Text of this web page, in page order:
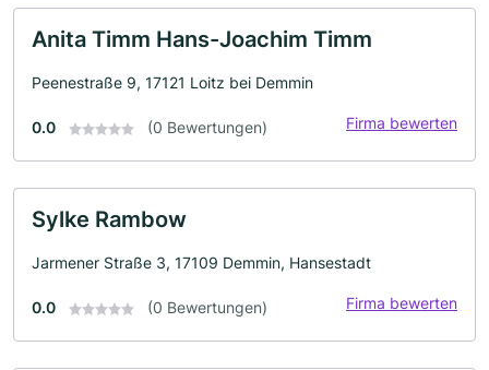
Anita Timm Hans-Joachim Timm
Peenestraße 9, 17121 Loitz bei Demmin
0.0 (0 Bewertungen) Firma bewerten
Sylke Rambow
Jarmener Straße 3, 17109 Demmin, Hansestadt
0.0 (0 Bewertungen) Firma bewerten